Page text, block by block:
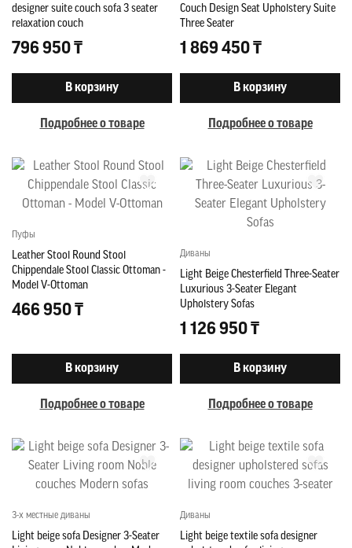
designer suite couch sofa 3 seater
relaxation couch
796 950 ₸
В корзину
Подробнее о товаре
Couch Design Seat Upholstery Suite
Three Seater
1 869 450 ₸
В корзину
Подробнее о товаре
Пуфы
Leather Stool Round Stool
Chippendale Stool Classic Ottoman -
Model V-Ottoman
466 950 ₸
В корзину
Подробнее о товаре
Диваны
Light Beige Chesterfield Three-Seater
Luxurious 3-Seater Elegant
Upholstery Sofas
1 126 950 ₸
В корзину
Подробнее о товаре
3-х местные диваны
Light beige sofa Designer 3-Seater
Диваны
Light beige textile sofa designer